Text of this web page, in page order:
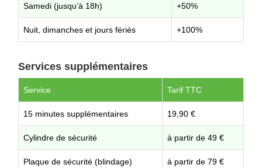
Samedi (jusqu’à 18h) +50%
Nuit, dimanches et jours fériés +100%
Services supplémentaires
Service Tarif TTC
15 minutes supplémentaires 19,90 €
Cylindre de sécurité à partir de 49 €
Plaque de sécurité (blindage) à partir de 79 €